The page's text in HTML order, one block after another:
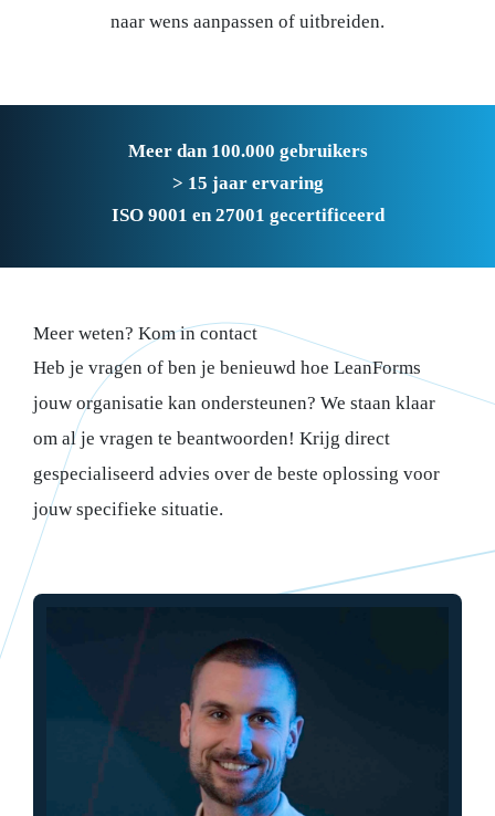
naar wens aanpassen of uitbreiden.
Meer dan 100.000 gebruikers
> 15 jaar ervaring
ISO 9001 en 27001 gecertificeerd
Meer weten? Kom in contact
Heb je vragen of ben je benieuwd hoe LeanForms
jouw organisatie kan ondersteunen? We staan klaar
om al je vragen te beantwoorden! Krijg direct
gespecialiseerd advies over de beste oplossing voor
jouw specifieke situatie.